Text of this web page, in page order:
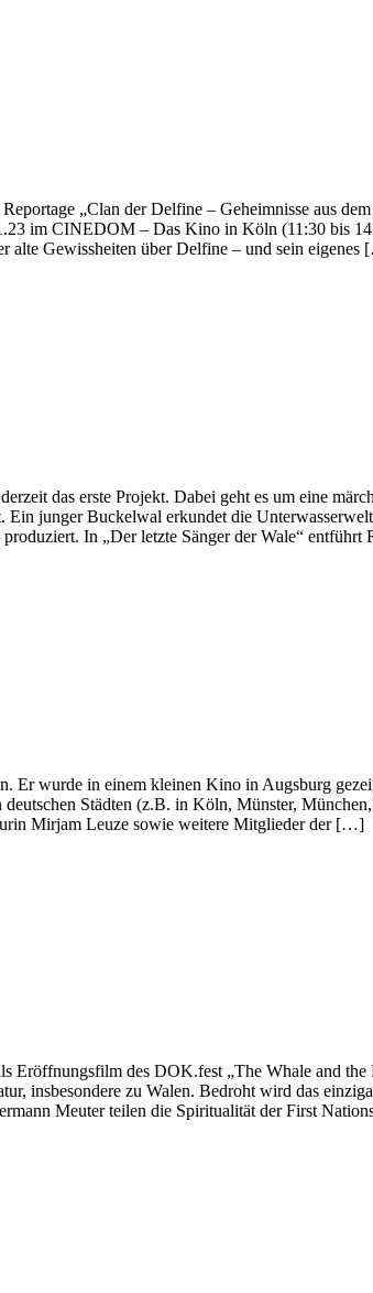
„Clan der Delfine – Geheimnisse aus
im CINEDOM – Das Kino in Köln (11:30 bis
alte Gewissheiten über Delfine – und sein
das erste Projekt. Dabei geht es um eine
junger Buckelwal erkundet die
In „Der letzte Sänger der Wale“
Er wurde in einem kleinen Kino in Augsburg
Städten (z.B. in Köln, Münster,
Mirjam Leuze sowie weitere Mitglieder der […]
des DOK.fest „The Whale and
insbesondere zu Walen. Bedroht wird das
Meuter teilen die Spiritualität der First